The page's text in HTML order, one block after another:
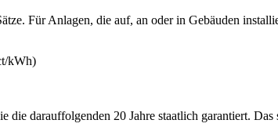
Für Anlagen, die auf, an oder in Gebäuden
kWh)
die darauffolgenden 20 Jahre staatlich garantiert.